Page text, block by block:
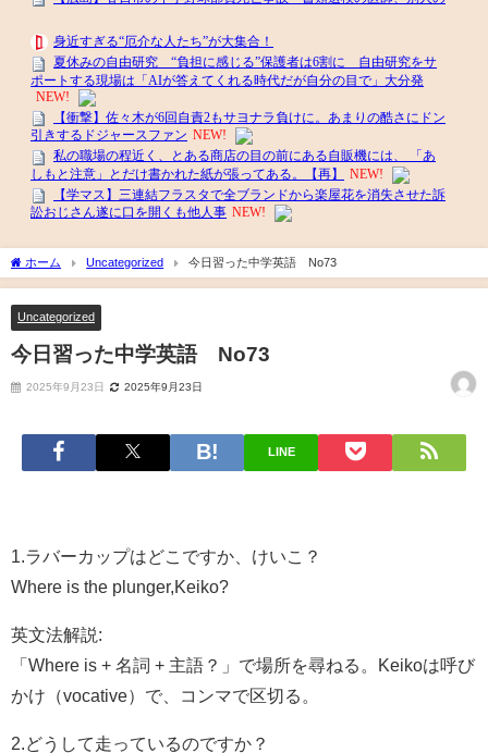
ホーム Uncategorized 今日習った中学英語 No73
Uncategorized
今日習った中学英語 No73
2025年9月23日 2025年9月23日
LINE
1.ラバーカップはどこですか、けいこ？
Where is the plunger,Keiko?
英文法解説:
「Where is + 名詞 + 主語？」で場所を尋ねる。Keikoは呼び
かけ（vocative）で、コンマで区切る。
2.どうして走っているのですか？